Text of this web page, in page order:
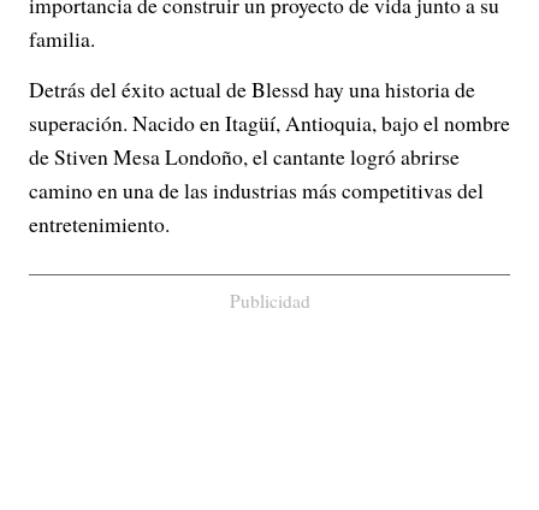
familia.
Detrás del éxito actual de Blessd hay una historia de
superación. Nacido en Itagüí, Antioquia, bajo el nombre
de Stiven Mesa Londoño, el cantante logró abrirse
camino en una de las industrias más competitivas del
entretenimiento.
Publicidad